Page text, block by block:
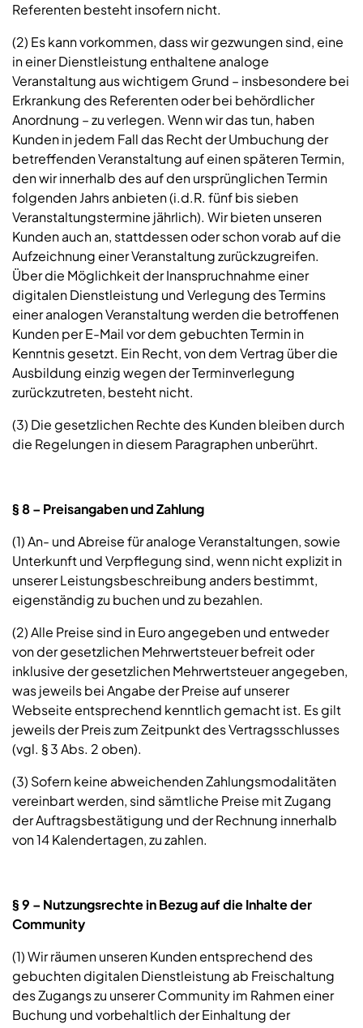
Referenten besteht insofern nicht.
(2) Es kann vorkommen, dass wir gezwungen sind, eine
in einer Dienstleistung enthaltene analoge
Veranstaltung aus wichtigem Grund – insbesondere bei
Erkrankung des Referenten oder bei behördlicher
Anordnung – zu verlegen. Wenn wir das tun, haben
Kunden in jedem Fall das Recht der Umbuchung der
betreffenden Veranstaltung auf einen späteren Termin,
den wir innerhalb des auf den ursprünglichen Termin
folgenden Jahrs anbieten (i.d.R. fünf bis sieben
Veranstaltungstermine jährlich). Wir bieten unseren
Kunden auch an, stattdessen oder schon vorab auf die
Aufzeichnung einer Veranstaltung zurückzugreifen.
Über die Möglichkeit der Inanspruchnahme einer
digitalen Dienstleistung und Verlegung des Termins
einer analogen Veranstaltung werden die betroffenen
Kunden per E-Mail vor dem gebuchten Termin in
Kenntnis gesetzt. Ein Recht, von dem Vertrag über die
Ausbildung einzig wegen der Terminverlegung
zurückzutreten, besteht nicht.
(3) Die gesetzlichen Rechte des Kunden bleiben durch
die Regelungen in diesem Paragraphen unberührt.
§ 8 – Preisangaben und Zahlung
(1) An- und Abreise für analoge Veranstaltungen, sowie
Unterkunft und Verpflegung sind, wenn nicht explizit in
unserer Leistungsbeschreibung anders bestimmt,
eigenständig zu buchen und zu bezahlen.
(2) Alle Preise sind in Euro angegeben und entweder
von der gesetzlichen Mehrwertsteuer befreit oder
inklusive der gesetzlichen Mehrwertsteuer angegeben,
was jeweils bei Angabe der Preise auf unserer
Webseite entsprechend kenntlich gemacht ist. Es gilt
jeweils der Preis zum Zeitpunkt des Vertragsschlusses
(vgl. § 3 Abs. 2 oben).
(3) Sofern keine abweichenden Zahlungsmodalitäten
vereinbart werden, sind sämtliche Preise mit Zugang
der Auftragsbestätigung und der Rechnung innerhalb
von 14 Kalendertagen, zu zahlen.
§ 9 – Nutzungsrechte in Bezug auf die Inhalte der
Community
(1) Wir räumen unseren Kunden entsprechend des
gebuchten digitalen Dienstleistung ab Freischaltung
des Zugangs zu unserer Community im Rahmen einer
Buchung und vorbehaltlich der Einhaltung der